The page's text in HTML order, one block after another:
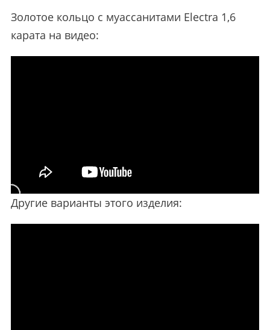
Золотое кольцо с муассанитами Electra 1,6
карата на видео:
Другие варианты этого изделия: